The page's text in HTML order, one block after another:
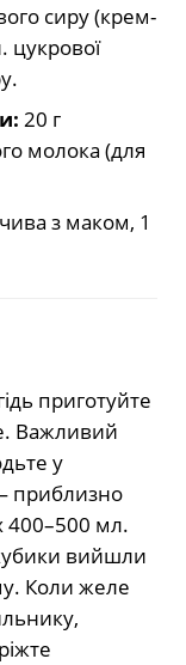
сиру (крем-
цукрової
20 г
молока (для
з маком, 1
приготуйте
Важливий
у
приблизно
400–500 мл.
вийшли
Коли желе